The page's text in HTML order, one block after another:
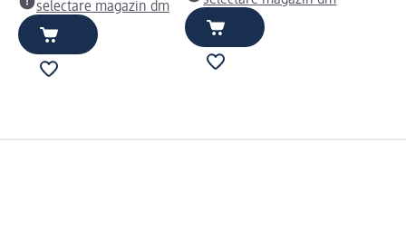
selectare magazin dm